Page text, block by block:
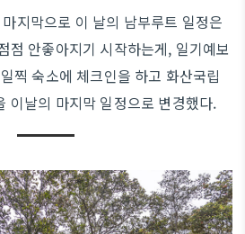
지막으로 이 날의 남부루트 일정은
점 안좋아지기 시작하는게, 일기예보
찍 숙소에 체크인을 하고 화산국립
이날의 마지막 일정으로 변경했다.